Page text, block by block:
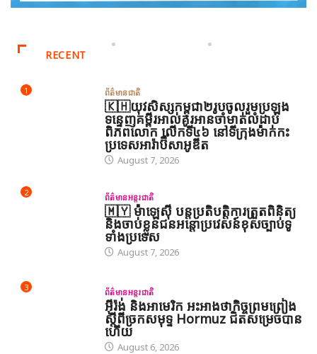
RECENT
1 ព័ត៌មានជាតិ
🇰🇭យុវសិស្សកម្ពុជា២រូបចូលរួមប្រឡង
ទន្ទេញគម្ពីរអាល់គូរអានចាំមាត់លំដាប់
ពិភពលោក លើកទី៤៦ នៅទីក្រុងម៉ាក់កះ
ប្រទេសអារ៉ាប៊ីសាអូឌីត
August 7, 2026
2 ព័ត៌មានអន្តរជាតិ
🇲🇾 ម៉ាឡេស៊ី បន្តប្រតិបត្តិការត្រួតពិនិត្យ
និងចាប់ខ្លួនជនអន្តោប្រវេសន៍ខុសច្បាប់ទូ
ទាំងប្រទេស
August 7, 2026
3 ព័ត៌មានអន្តរជាតិ
អ៊ីរ៉ង់ និងអាមេរិក អះអាងថាកិច្ចព្រមព្រៀង
ស្តីពីច្រកសមុទ្ទ Hormuz ជិតសម្រេចបាន
ហើយ
August 6, 2026